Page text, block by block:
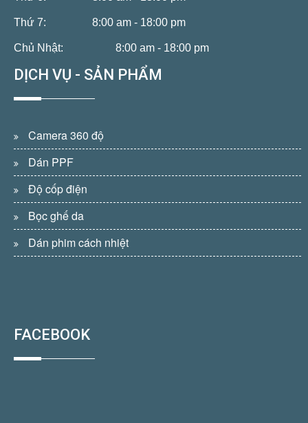
Thứ 7: 8:00 am - 18:00 pm
Chủ Nhật: 8:00 am - 18:00 pm
DỊCH VỤ - SẢN PHẨM
Camera 360 độ
Dán PPF
Độ cốp điện
Bọc ghế da
Dán phim cách nhiệt
FACEBOOK